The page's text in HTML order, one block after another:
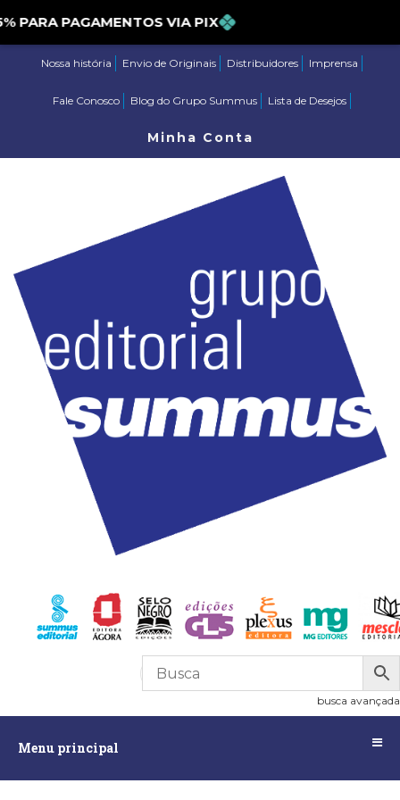
PAGAMENTOS VIA PIX
Nossa história Envio de Originais Distribuidores Imprensa
Fale Conosco Blog do Grupo Summus Lista de Desejos
Minha Conta
R$0,00
busca avançada
Menu principal
principalAssuntos